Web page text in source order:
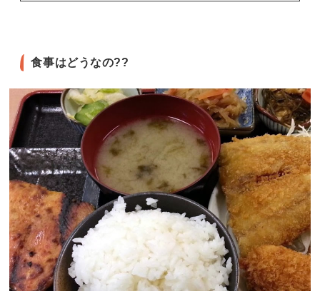
食事はどうなの??